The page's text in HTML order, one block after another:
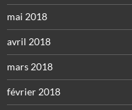
mai 2018
avril 2018
mars 2018
février 2018